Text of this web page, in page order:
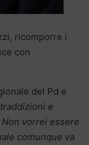
ricomporre i
con
del Pd e
e
vorrei essere
comunque va